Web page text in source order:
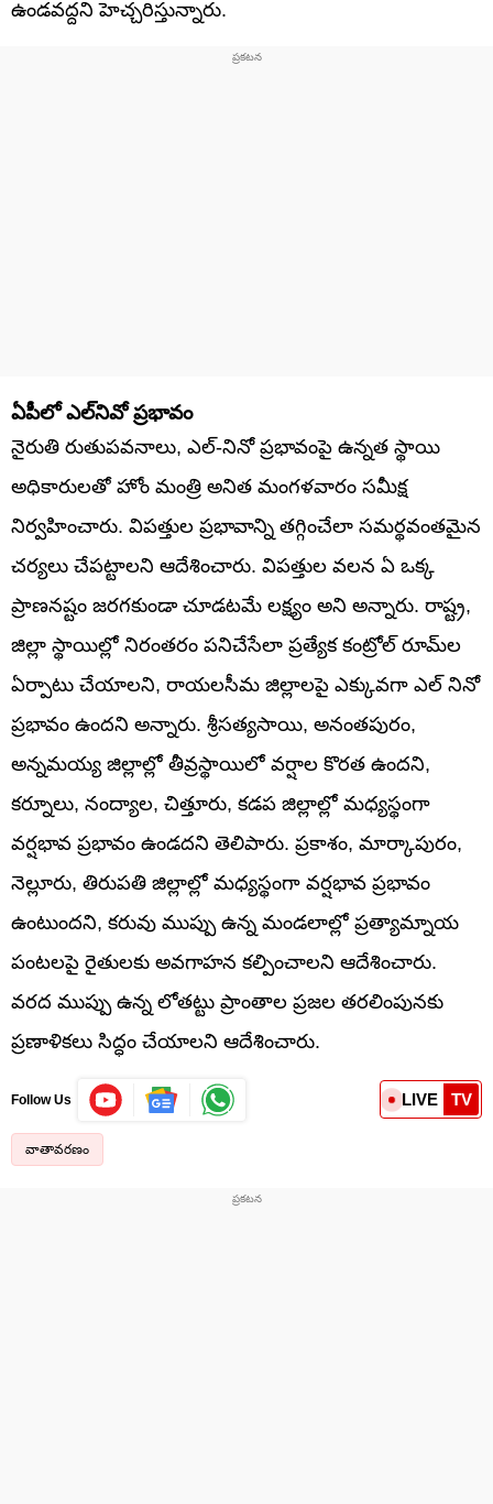
ఉండవద్దని హెచ్చరిస్తున్నారు.
ఏపీలో ఎల్‌నివో ప్రభావం
నైరుతి రుతుపవనాలు, ఎల్-నినో ప్రభావంపై ఉన్నత స్థాయి
అధికారులతో హోం మంత్రి అనిత మంగళవారం సమీక్ష
నిర్వహించారు. విపత్తుల ప్రభావాన్ని తగ్గించేలా సమర్థవంతమైన
చర్యలు చేపట్టాలని ఆదేశించారు. విపత్తుల వలన ఏ ఒక్క
ప్రాణనష్టం జరగకుండా చూడటమే లక్ష్యం అని అన్నారు. రాష్ట్ర,
జిల్లా స్థాయిల్లో నిరంతరం పనిచేసేలా ప్రత్యేక కంట్రోల్ రూమ్‌ల
ఏర్పాటు చేయాలని, రాయలసీమ జిల్లాలపై ఎక్కువగా ఎల్ నినో
ప్రభావం ఉందని అన్నారు. శ్రీసత్యసాయి, అనంతపురం,
అన్నమయ్య జిల్లాల్లో తీవ్రస్థాయిలో వర్షాల కొరత ఉందని,
కర్నూలు, నంద్యాల, చిత్తూరు, కడప జిల్లాల్లో మధ్యస్థంగా
వర్షభావ ప్రభావం ఉండదని తెలిపారు. ప్రకాశం, మార్కాపురం,
నెల్లూరు, తిరుపతి జిల్లాల్లో మధ్యస్థంగా వర్షభావ ప్రభావం
ఉంటుందని, కరువు ముప్పు ఉన్న మండలాల్లో ప్రత్యామ్నాయ
పంటలపై రైతులకు అవగాహన కల్పించాలని ఆదేశించారు.
వరద ముప్పు ఉన్న లోతట్టు ప్రాంతాల ప్రజల తరలింపునకు
ప్రణాళికలు సిద్ధం చేయాలని ఆదేశించారు.
Follow Us LIVE TV
వాతావరణం